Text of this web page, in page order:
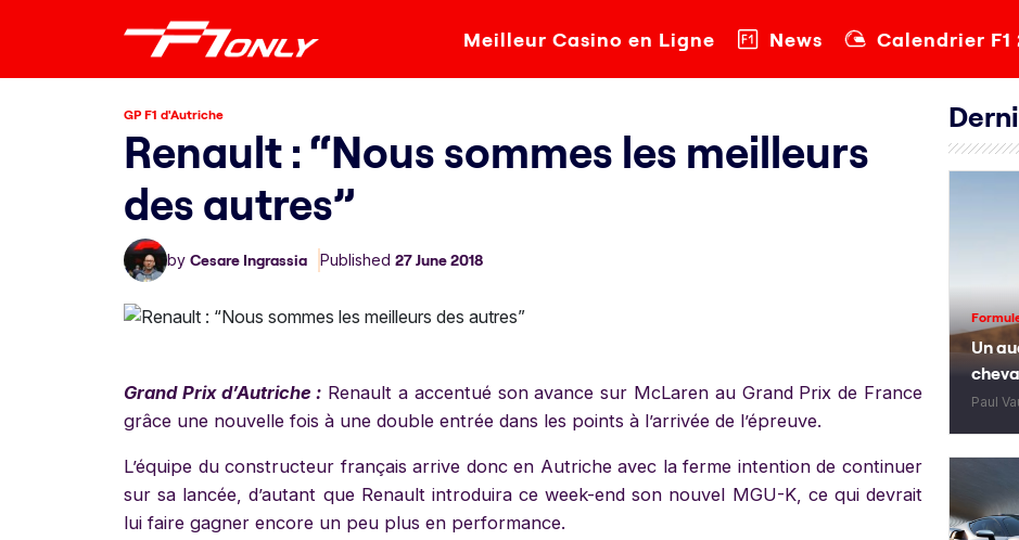
Meilleur Casino en Ligne News Calendrier F1
GP F1 d'Autriche
Renault : “Nous sommes les meilleurs
des autres”
by Cesare Ingrassia Published 27 June 2018
Grand Prix d’Autriche : Renault a accentué son avance sur McLaren au Grand Prix de France
grâce une nouvelle fois à une double entrée dans les points à l’arrivée de l’épreuve.
L’équipe du constructeur français arrive donc en Autriche avec la ferme intention de continuer
sur sa lancée, d’autant que Renault introduira ce week-end son nouvel MGU-K, ce qui devrait
lui faire gagner encore un peu plus en performance.
Un
Paul